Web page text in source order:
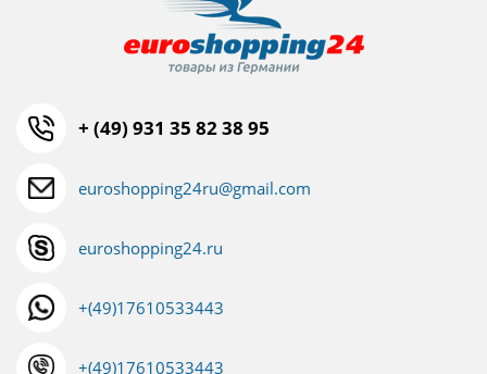
+ (49) 931 35 82 38 95
euroshopping24ru@gmail.com
euroshopping24.ru
+(49)17610533443
+(49)17610533443